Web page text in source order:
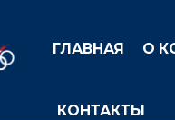
ГЛАВНАЯ О
КОНТАКТЫ